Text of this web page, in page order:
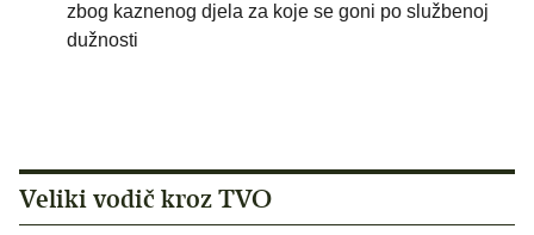
zbog kaznenog djela za koje se goni po službenoj
dužnosti
Veliki vodič kroz TVO